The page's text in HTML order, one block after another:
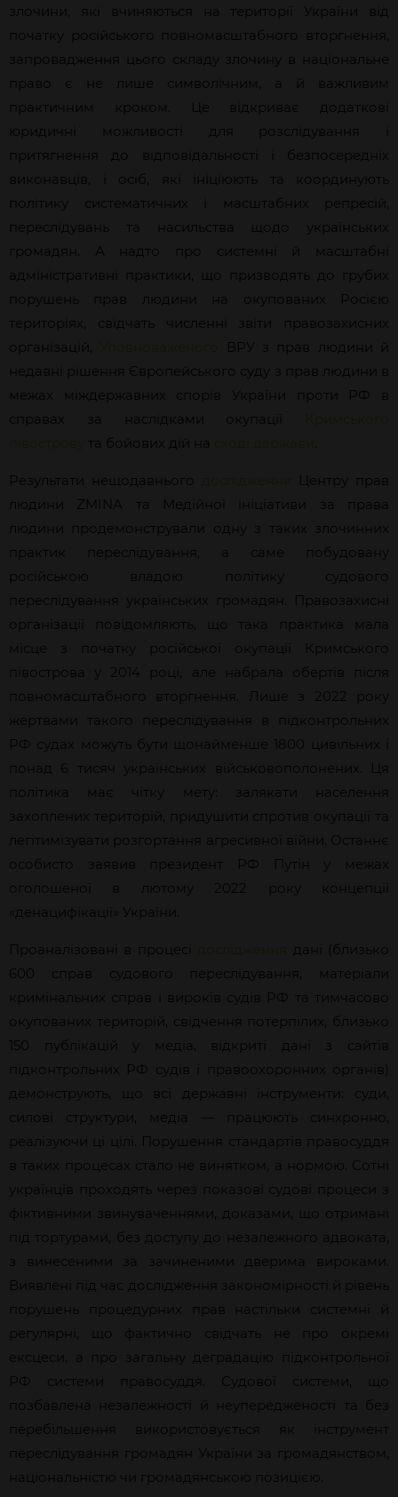
злочини, які вчиняються на території України від
початку російського повномасштабного вторгнення,
запровадження цього складу злочину в національне
право є не лише символічним, а й важливим
практичним кроком. Це відкриває додаткові
юридичні можливості для розслідування і
притягнення до відповідальності і безпосередніх
виконавців, і осіб, які ініціюють та координують
політику систематичних і масштабних репресій,
переслідувань та насильства щодо українських
громадян. А надто про системні й масштабні
адміністративні практики, що призводять до грубих
порушень прав людини на окупованих Росією
територіях, свідчать численні звіти правозахисних
організацій,
ВРУ з прав людини й
недавні рішення Європейського суду з прав людини в
межах міждержавних спорів України проти РФ в
справах за наслідками окупації
та бойових дій на
Результати нещодавнього
Центру прав
людини ZMINA та Медійної ініціативи за права
людини продемонстрували одну з таких злочинних
практик переслідування, а саме побудовану
російською владою політику судового
переслідування українських громадян. Правозахисні
організації повідомляють, що така практика мала
місце з початку російської окупації Кримського
півострова у 2014 році, але набрала обертів після
повномасштабного вторгнення. Лише з 2022 року
жертвами такого переслідування в підконтрольних
РФ судах можуть бути щонайменше 1800 цивільних і
понад 6 тисяч українських військовополонених. Ця
політика має чітку мету: залякати населення
захоплених територій, придушити спротив окупації та
легітимізувати розгортання агресивної війни. Останнє
особисто заявив президент РФ Путін у межах
оголошеної в лютому 2022 року концепції
«денацифікації» України.
Проаналізовані в процесі
дані (близько
600 справ судового переслідування, матеріали
кримінальних справ і вироків судів РФ та тимчасово
окупованих територій, свідчення потерпілих, близько
150 публікацій у медіа, відкриті дані з сайтів
підконтрольних РФ судів і правоохоронних органів)
демонструють, що всі державні інструменти: суди,
силові структури, медіа — працюють синхронно,
реалізуючи ці цілі. Порушення стандартів правосуддя
в таких процесах стало не винятком, а нормою. Сотні
українців проходять через показові судові процеси з
фіктивними звинуваченнями, доказами, що отримані
під тортурами, без доступу до незалежного адвоката,
з винесеними за зачиненими дверима вироками.
Виявлені під час дослідження закономірності й рівень
порушень процедурних прав настільки системні й
регулярні, що фактично свідчать не про окремі
ексцеси, а про загальну деградацію підконтрольної
РФ системи правосуддя. Судової системи, що
позбавлена незалежності й неупередженості та без
перебільшення використовується як інструмент
переслідування громадян України за громадянством,
національністю чи громадянською позицією.